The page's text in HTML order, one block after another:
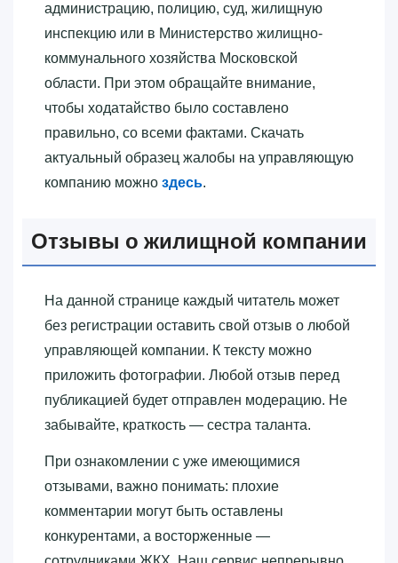
администрацию, полицию, суд, жилищную
инспекцию или в Министерство жилищно-
коммунального хозяйства Московской
области. При этом обращайте внимание,
чтобы ходатайство было составлено
правильно, со всеми фактами. Скачать
актуальный образец жалобы на управляющую
компанию можно здесь.
Отзывы о жилищной компании
На данной странице каждый читатель может
без регистрации оставить свой отзыв о любой
управляющей компании. К тексту можно
приложить фотографии. Любой отзыв перед
публикацией будет отправлен модерацию. Не
забывайте, краткость — сестра таланта.
При ознакомлении с уже имеющимися
отзывами, важно понимать: плохие
комментарии могут быть оставлены
конкурентами, а восторженные —